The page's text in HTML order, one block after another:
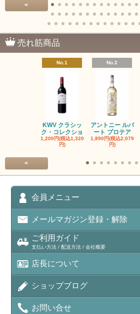
<
売れ筋商品
No.1
KWV クラシッ
ク・コレクショ
1,200円(税込1,320
円)
No.2
アントニー ルパ
ート プロテア
1,890円(税込2,079
円)
<
会員メニュー
メールマガジン登録・解除
ご利用ガイド
支払い方法 / 配送方法 / 会社概要
店長について
ショップブログ
お問い合せ